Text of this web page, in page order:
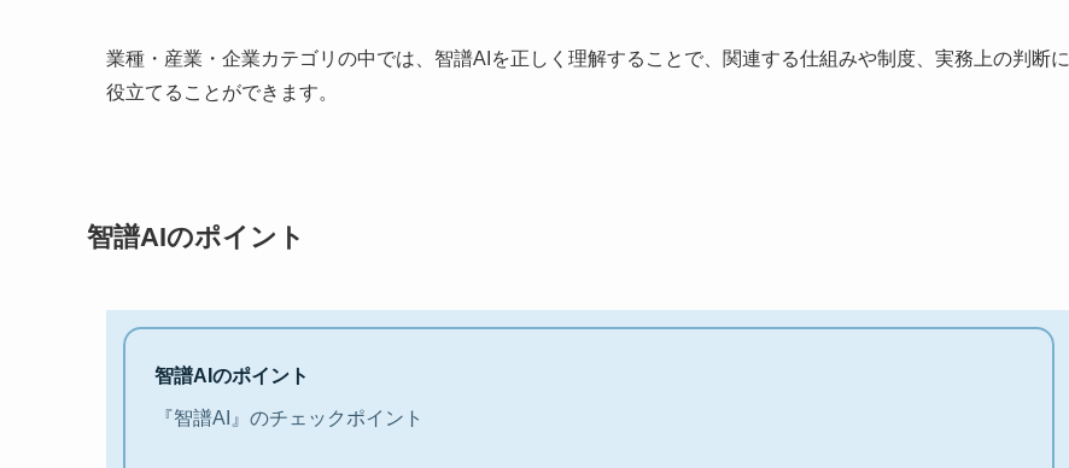
業種・産業・企業カテゴリの中では、智譜AIを正しく理解することで、関連する仕組みや制度、実務上の判断に
役立てることができます。
智譜AIのポイント
智譜AIのポイント
『智譜AI』のチェックポイント